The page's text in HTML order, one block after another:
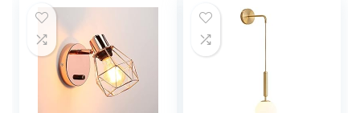
Inclus)Chrome
Chambre Maison
Couloir Salon